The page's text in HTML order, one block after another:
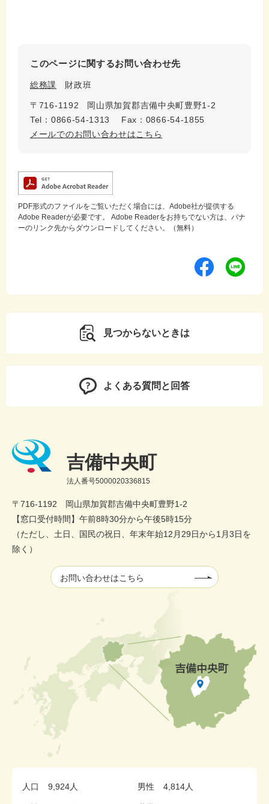
このページに関するお問い合わせ先
総務課 財政班
〒716-1192
岡山県加賀郡吉備中央町豊野1-2
Tel：0866-54-1313
Fax：0866-54-1855
メールでのお問い合わせはこちら
PDF形式のファイルをご覧いただく場合には、Adobe社が提供する
Adobe Readerが必要です。
Adobe Readerをお持ちでない方は、バナ
ーのリンク先からダウンロードしてください。（無料）
見つからないときは
よくある質問と回答
吉備中央町
法人番号5000020336815
〒716-1192 岡山県加賀郡吉備中央町豊野1-2
【窓口受付時間】午前8時30分から午後5時15分
（ただし、土日、国民の祝日、年末年始12月29日から1月3日を
除く）
お問い合わせはこちら
人口 9,924人 男性 4,814人